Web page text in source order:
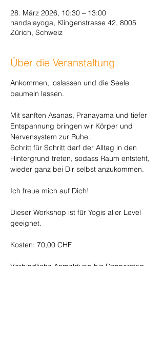
28. März 2026, 10:30 – 13:00
nandalayoga, Klingenstrasse 42, 8005
Zürich, Schweiz
Über die Veranstaltung
Ankommen, loslassen und die Seele
baumeln lassen.
Mit sanften Asanas, Pranayama und tiefer
Entspannung bringen wir Körper und
Nervensystem zur Ruhe.
Schritt für Schritt darf der Alltag in den
Hintergrund treten, sodass Raum entsteht,
wieder ganz bei Dir selbst anzukommen.
Ich freue mich auf Dich!
Dieser Workshop ist für Yogis aller Level
geeignet.
Kosten: 70,00 CHF
Verbindliche Anmeldung bis Donnerstag,